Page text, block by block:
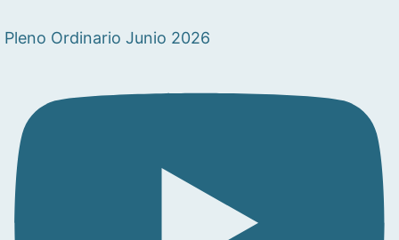
Pleno Ordinario Junio 2026